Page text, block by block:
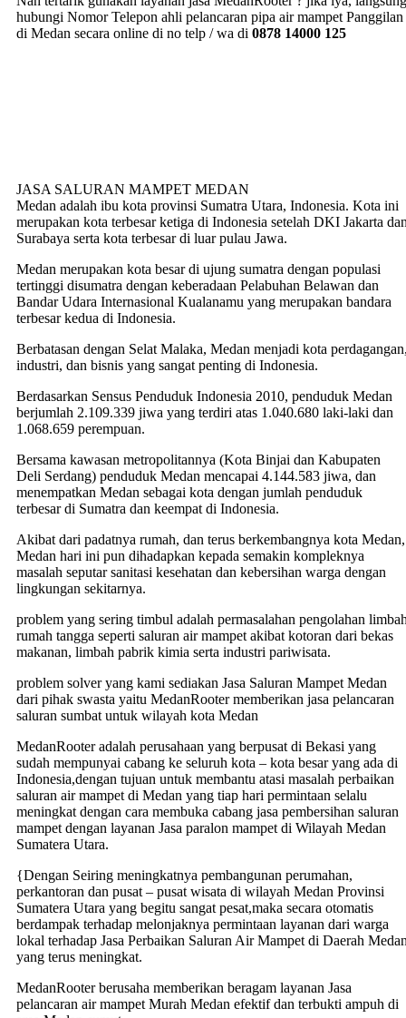
hubungi Nomor Telepon ahli pelancaran pipa air mampet Panggilan
di Medan secara online di no telp / wa di 0878 14000 125
JASA SALURAN MAMPET MEDAN
Medan adalah ibu kota provinsi Sumatra Utara, Indonesia. Kota ini
merupakan kota terbesar ketiga di Indonesia setelah DKI Jakarta
Surabaya serta kota terbesar di luar pulau Jawa.
Medan merupakan kota besar di ujung sumatra dengan populasi
tertinggi disumatra dengan keberadaan Pelabuhan Belawan dan
Bandar Udara Internasional Kualanamu yang merupakan bandara
terbesar kedua di Indonesia.
Berbatasan dengan Selat Malaka, Medan menjadi kota
industri, dan bisnis yang sangat penting di Indonesia.
Berdasarkan Sensus Penduduk Indonesia 2010, penduduk Medan
berjumlah 2.109.339 jiwa yang terdiri atas 1.040.680 laki-laki dan
1.068.659 perempuan.
Bersama kawasan metropolitannya (Kota Binjai dan Kabupaten
Deli Serdang) penduduk Medan mencapai 4.144.583 jiwa, dan
menempatkan Medan sebagai kota dengan jumlah penduduk
terbesar di Sumatra dan keempat di Indonesia.
Akibat dari padatnya rumah, dan terus berkembangnya kota Medan,
Medan hari ini pun dihadapkan kepada semakin kompleknya
masalah seputar sanitasi kesehatan dan kebersihan warga dengan
lingkungan sekitarnya.
problem yang sering timbul adalah permasalahan pengolahan
rumah tangga seperti saluran air mampet akibat kotoran dari bekas
makanan, limbah pabrik kimia serta industri pariwisata.
problem solver yang kami sediakan Jasa Saluran Mampet Medan
dari pihak swasta yaitu MedanRooter memberikan jasa pelancaran
saluran sumbat untuk wilayah kota Medan
MedanRooter adalah perusahaan yang berpusat di Bekasi yang
sudah mempunyai cabang ke seluruh kota – kota besar yang ada di
Indonesia,dengan tujuan untuk membantu atasi masalah perbaikan
saluran air mampet di Medan yang tiap hari permintaan selalu
meningkat dengan cara membuka cabang jasa pembersihan saluran
mampet dengan layanan Jasa paralon mampet di Wilayah Medan
Sumatera Utara.
{Dengan Seiring meningkatnya pembangunan perumahan,
perkantoran dan pusat – pusat wisata di wilayah Medan Provinsi
Sumatera Utara yang begitu sangat pesat,maka secara otomatis
berdampak terhadap melonjaknya permintaan layanan dari warga
lokal terhadap Jasa Perbaikan Saluran Air Mampet di Daerah
yang terus meningkat.
MedanRooter berusaha memberikan beragam layanan Jasa
pelancaran air mampet Murah Medan efektif dan terbukti ampuh di